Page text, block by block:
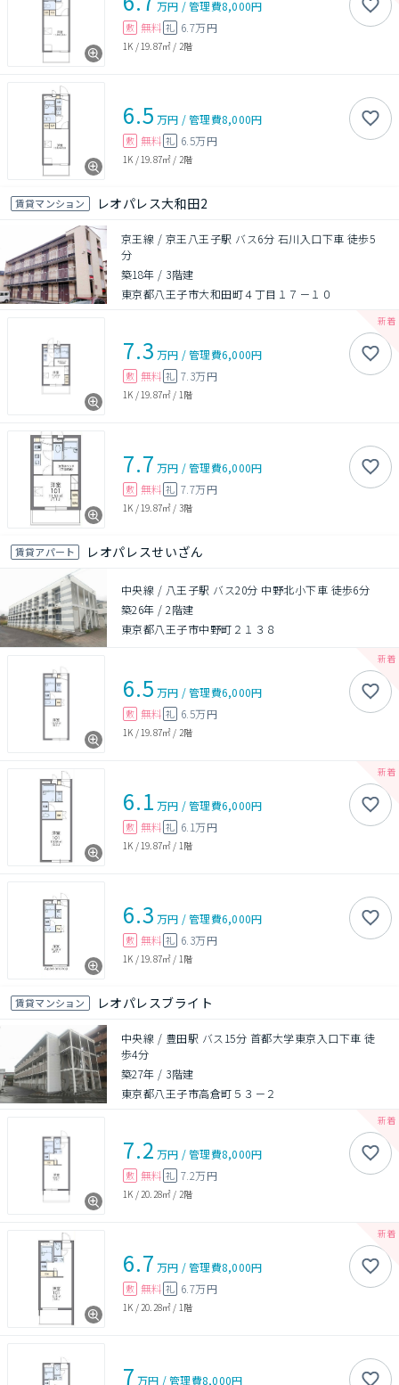
万円 /管理費8,000円
敷 無料 礼 6.7万円
1K / 19.87㎡ / 2階
6.5 万円 /管理費8,000円
敷 無料 礼 6.5万円
1K / 19.87㎡ / 2階
賃貸マンション レオパレス大和田2
京王線 / 京王八王子駅 バス6分 石川入口下車 徒歩5
分
築18年 / 3階建
東京都八王子市大和田町４丁目１７－１０
7.3 万円 /管理費6,000円
敷 無料 礼 7.3万円
1K / 19.87㎡ / 1階
7.7 万円 /管理費6,000円
敷 無料 礼 7.7万円
1K / 19.87㎡ / 3階
賃貸アパート レオパレスせいざん
中央線 / 八王子駅 バス20分 中野北小下車 徒歩6分
築26年 /2階建
東京都八王子市中野町２１３８
6.5 万円 /管理費6,000円
敷 無料 礼 6.5万円
1K / 19.87㎡ / 2階
6.1 万円 /管理費6,000円
敷 無料 礼 6.1万円
1K / 19.87㎡ / 1階
6.3 万円 /管理費6,000円
敷 無料 礼 6.3万円
1K / 19.87㎡ / 1階
賃貸マンション レオパレスブライト
中央線 / 豊田駅 バス15分 首都大学東京入口下車 徒
歩4分
築27年 / 3階建
東京都八王子市高倉町５３－２
7.2 万円 /管理費8,000円
敷 無料 礼 7.2万円
1K / 20.28㎡ / 2階
6.7 万円 /管理費8,000円
敷 無料 礼 6.7万円
1K / 20.28㎡ / 1階
7 万円 /管理費8,000円